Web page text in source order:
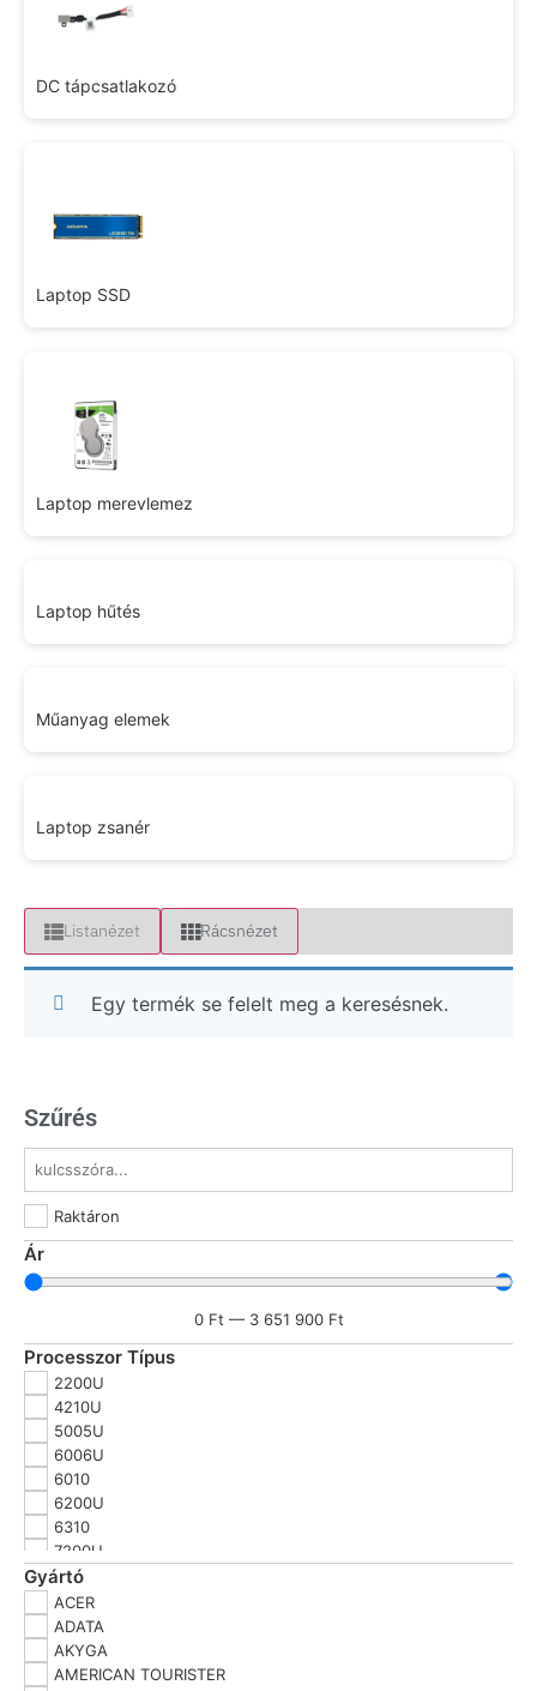
Szűrés
Raktáron
Ár
0 Ft — 3 651 900 Ft
Processzor Típus
2200U
4210U
5005U
6006U
6010
6200U
6310
7200U
7310
A7
AMD Phenom II
AMD Ryzen 3
AMD Ryzen 5
Gyártó
ACER
ADATA
AKYGA
AMERICAN TOURISTER
DC tápcsatlakozó
Laptop SSD
Laptop merevlemez
Laptop hűtés
Műanyag elemek
Laptop zsanér
Listanézet Rácsnézet
Egy termék se felelt meg a keresésnek.